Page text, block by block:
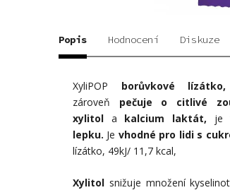
Popis Hodnocení Diskuze
XyliPOP borůvkové lízátko,
zároveň pečuje o citlivé
xylitol a kalcium laktát, je
lepku. Je vhodné pro lidi s
lízátko, 49kJ/ 11,7 kcal,
Xylitol snižuje množení